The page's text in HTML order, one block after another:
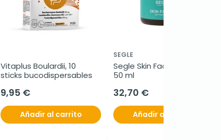
Vitaplus Boulardii, 10
sticks bucodispersables
9,95 €
Añadir al carrito
SEGLE
Segle Skin Factor Crema,
50 ml
32,70 €
Añadir al carrito